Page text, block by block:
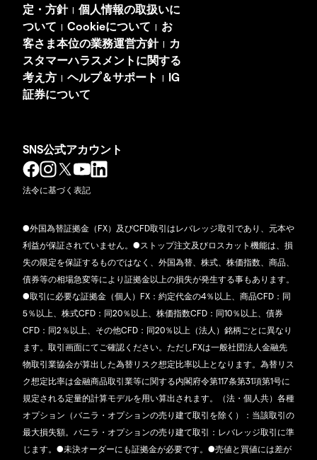
定・方針| 個人情報の取扱いに
ついて | Cookieについて | お
客さま本位の業務運営方針|
カ
スタマーハラスメントに関する
考え方 | ヘルプ＆サポート | IG
証券について
SNS公式アカウント
法令に基づく表記
●外国為替証拠金（FX）及びCFD取引はレバレッジ取引であり、元本や
利益が保証されていません。●ストップ注文及びロスカット機能は、損
失の限定を保証するものではなく、外国為替、株式、株価指数、商品、
債券等の相場急変等により証拠金以上の損失が発生する事もあります。
●取引に必要な証拠金（個人）FX：約定代金の4％以上、商品CFD：同
5％以上、株式CFD：同20％以上、株価指数CFD：同10％以上、債券
CFD：同2％以上、その他CFD：同20％以上（法人）銘柄ごとに異なり
ます。取引画面にてご確認ください。ただしFXは一般社団法人金融先
物取引業協会が算出した為替リスク想定比率以上となります。為替リス
ク想定比率は金融商品取引業等に関する内閣府令第117条第31項第1号に
規定される定量的計算モデルを用い算出されます。（法・個人共）各種
オプション（バニラ・オプションの売り建て取引を除く）：当該取引の
最大損失額。バニラ・オプションの売り建て取引：レバレッジ取引に準
じます。●未決オーダーにも証拠金が必要です。●売値と買値には差が